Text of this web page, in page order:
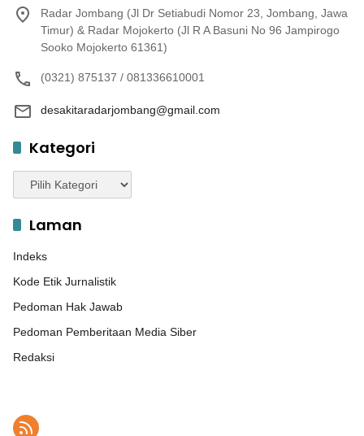
Radar Jombang (Jl Dr Setiabudi Nomor 23, Jombang, Jawa
Timur) & Radar Mojokerto (Jl R A Basuni No 96 Jampirogo
Sooko Mojokerto 61361)
(0321) 875137 / 081336610001
desakitaradarjombang@gmail.com
Kategori
Kategori
Laman
Indeks
Kode Etik Jurnalistik
Pedoman Hak Jawab
Pedoman Pemberitaan Media Siber
Redaksi